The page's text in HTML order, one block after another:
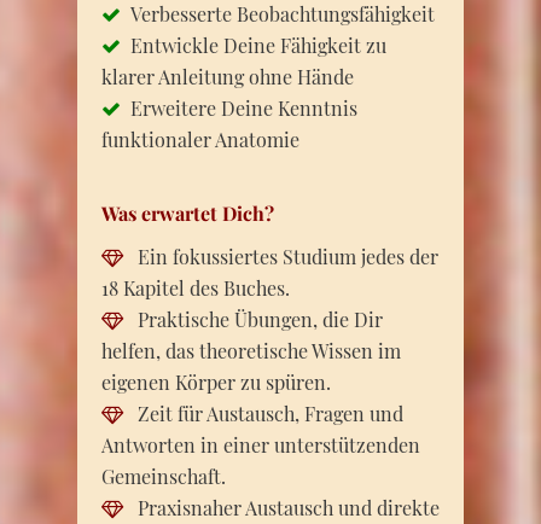
Verbesserte Beobachtungsfähigkeit
Entwickle Deine Fähigkeit zu
klarer Anleitung ohne Hände
Erweitere Deine Kenntnis
funktionaler Anatomie
Was erwartet Dich?
Ein fokussiertes Studium jedes der
18 Kapitel des Buches.
Praktische Übungen, die Dir
helfen, das theoretische Wissen im
eigenen Körper zu spüren.
Zeit für Austausch, Fragen und
Antworten in einer unterstützenden
Gemeinschaft.
Praxisnaher Austausch und direkte